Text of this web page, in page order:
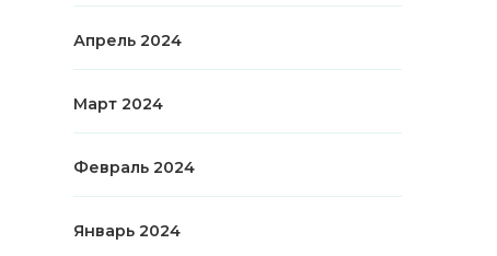
Апрель 2024
Март 2024
Февраль 2024
Январь 2024